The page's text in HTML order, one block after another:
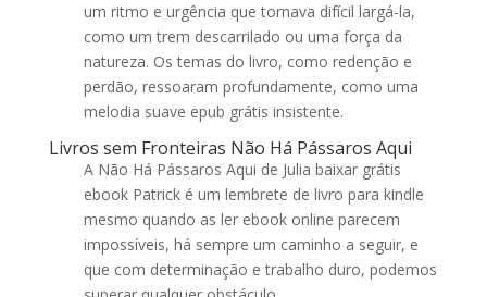
um ritmo e urgência que tornava difícil largá-la,
como um trem descarrilado ou uma força da
natureza. Os temas do livro, como redenção e
perdão, ressoaram profundamente, como uma
melodia suave epub grátis insistente.
Livros sem Fronteiras Não Há Pássaros Aqui
A Não Há Pássaros Aqui de Julia baixar grátis
ebook Patrick é um lembrete de livro para kindle
mesmo quando as ler ebook online parecem
impossíveis, há sempre um caminho a seguir, e
que com determinação e trabalho duro, podemos